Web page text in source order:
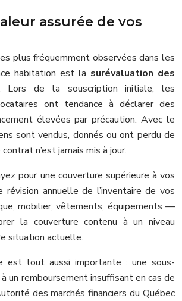
assurée de vos
plus fréquemment observées dans les
habitation est la surévaluation des
Lors de la souscription initiale, les
ont tendance à déclarer des
élevées par précaution. Avec le
sont vendus, donnés ou ont perdu de
n’est jamais mis à jour.
pour une couverture supérieure à vos
révision annuelle de l’inventaire de vos
mobilier, vêtements, équipements —
la couverture contenu à un niveau
situation actuelle.
est tout aussi importante : une sous-
un remboursement insuffisant en cas de
des marchés financiers du Québec